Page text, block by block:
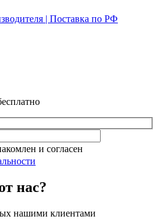
| Поставка по РФ
и согласен
нас?
нашими клиентами